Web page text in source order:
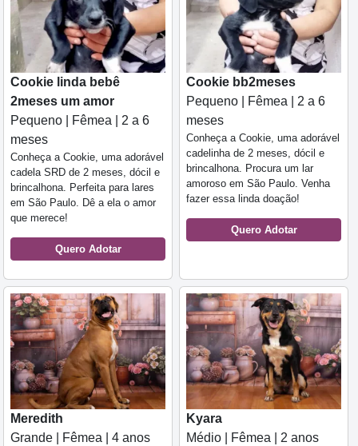
Cookie linda bebê
2meses um amor
Pequeno | Fêmea | 2 a 6
meses
Conheça a Cookie, uma adorável
cadela SRD de 2 meses, dócil e
brincalhona. Perfeita para lares
em São Paulo. Dê a ela o amor
que merece!
Quero Adotar
Cookie bb2meses
Pequeno | Fêmea | 2 a 6
meses
Conheça a Cookie, uma adorável
cadelinha de 2 meses, dócil e
brincalhona. Procura um lar
amoroso em São Paulo. Venha
fazer essa linda doação!
Quero Adotar
Meredith
Grande | Fêmea | 4 anos
Kyara
Médio | Fêmea | 2 anos